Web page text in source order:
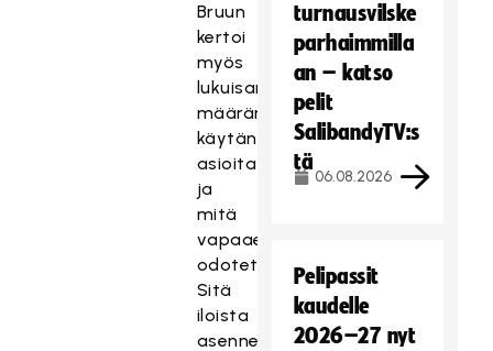
Bruun
kertoi
myös
lukuisan
määrän
käytännön
asioita
ja
mitä
vapaaehtoisilta
odotetaan.
Sitä
iloista
asennetta.
turnausvilske
parhaimmilla
an – katso
pelit
SalibandyTV:s
tä
06.08.2026
Pelipassit
kaudelle
2026–27 nyt